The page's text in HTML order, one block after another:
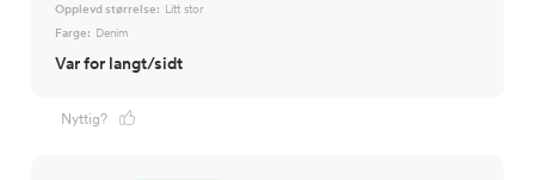
Opplevd størrelse: Litt stor
Farge: Denim
Var for langt/sidt
Nyttig?